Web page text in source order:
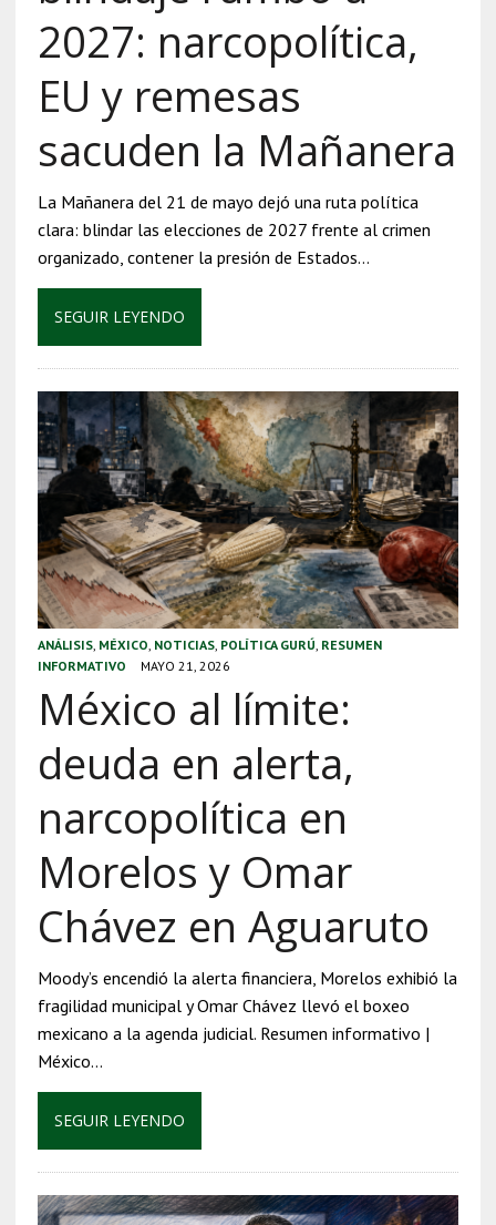
2027: narcopolítica,
EU y remesas
sacuden la Mañanera
La Mañanera del 21 de mayo dejó una ruta política
clara: blindar las elecciones de 2027 frente al crimen
organizado, contener la presión de Estados…
SEGUIR LEYENDO
ANÁLISIS, MÉXICO, NOTICIAS, POLÍTICA GURÚ, RESUMEN
INFORMATIVO
MAYO 21, 2026
México al límite:
deuda en alerta,
narcopolítica en
Morelos y Omar
Chávez en Aguaruto
Moody’s encendió la alerta financiera, Morelos exhibió la
fragilidad municipal y Omar Chávez llevó el boxeo
mexicano a la agenda judicial. Resumen informativo |
México…
SEGUIR LEYENDO